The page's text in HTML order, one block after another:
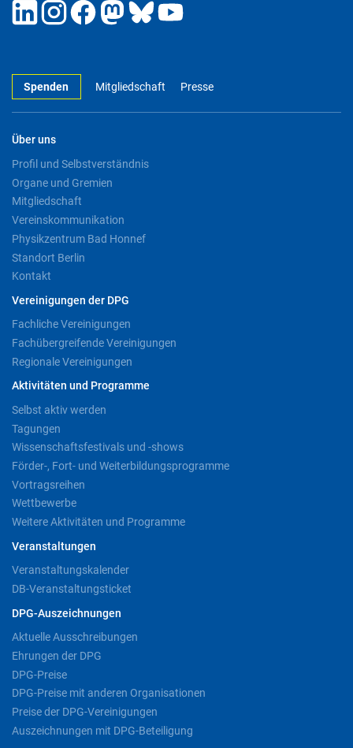
Spenden Mitgliedschaft Presse
Über uns
Profil und Selbstverständnis
Organe und Gremien
Mitgliedschaft
Vereinskommunikation
Physikzentrum Bad Honnef
Standort Berlin
Kontakt
Vereinigungen der DPG
Fachliche Vereinigungen
Fachübergreifende Vereinigungen
Regionale Vereinigungen
Aktivitäten und Programme
Selbst aktiv werden
Tagungen
Wissenschaftsfestivals und -shows
Förder-, Fort- und Weiterbildungsprogramme
Vortragsreihen
Wettbewerbe
Weitere Aktivitäten und Programme
Veranstaltungen
Veranstaltungskalender
DB-Veranstaltungsticket
DPG-Auszeichnungen
Aktuelle Ausschreibungen
Ehrungen der DPG
DPG-Preise
DPG-Preise mit anderen Organisationen
Preise der DPG-Vereinigungen
Auszeichnungen mit DPG-Beteiligung